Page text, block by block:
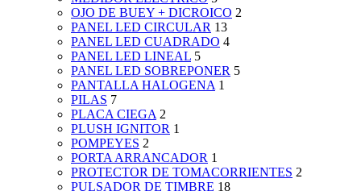
OJO DE BUEY + DICROICO 2
PANEL LED CIRCULAR 13
PANEL LED CUADRADO 4
PANEL LED LINEAL 5
PANEL LED SOBREPONER 5
PANTALLA HALOGENA 1
PILAS 7
PLACA CIEGA 2
PLUSH IGNITOR 1
POMPEYES 2
PORTA ARRANCADOR 1
PROTECTOR DE TOMACORRIENTES 2
PULSADOR DE TIMBRE 18